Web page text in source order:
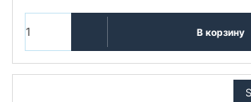
В корзину